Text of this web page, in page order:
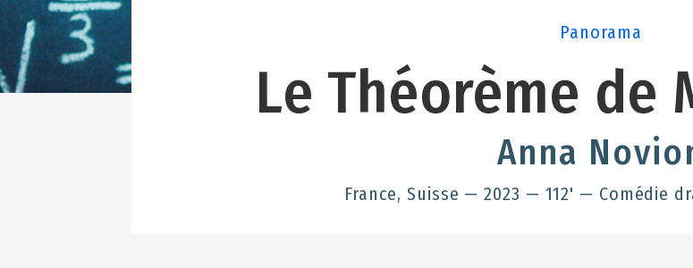
Panorama
Le Théorème de
Anna
France, Suisse — 2023 — 112' — Comédie